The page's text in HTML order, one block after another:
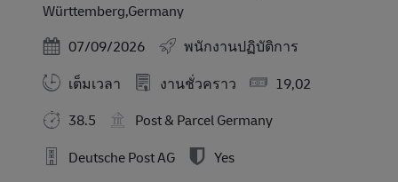
Württemberg,Germany
Posted Date
07/09/2026
พนักงานปฏิบัติการ
เต็มเวลา
งานชั่วคราว
19,02
38.5
Post & Parcel Germany
Deutsche Post AG
Yes